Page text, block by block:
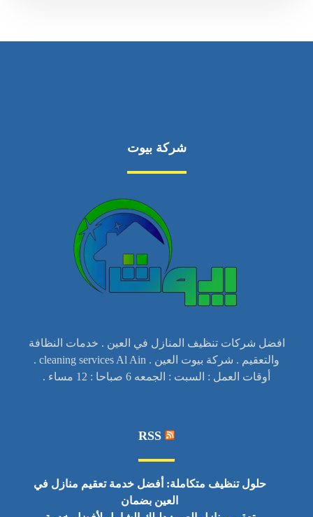
شركة بيوت
افضل شركات تنظيف المنازل في العين . خدمات النظافة
والتعقيم . شركة بيوت العين . cleaning services Al Ain .
أوقات العمل : السبت : الجمعه 6 صباحا : 12 مساء .
RSS
حلول تنظيف متكاملة: أفضل خدمة تعقيم منازل في
العين بضمان